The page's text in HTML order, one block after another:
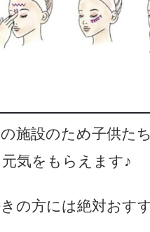
施設のため子供た
気をもらえます♪
の方には絶対おす